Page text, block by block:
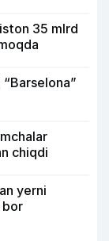
35 mlrd
chiqdi
yerni
bor